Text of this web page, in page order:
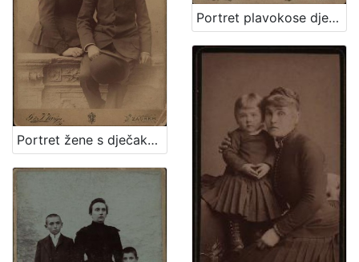
Portret plavokose djevojčice / Mosinger ; [izradio] Artistički zavod Mosinger
Portret žene s dječakom / G. & I. Varga